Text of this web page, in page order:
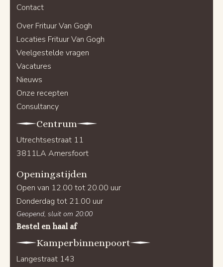
Contact
Over Frituur Van Gogh
Locaties Frituur Van Gogh
Veelgestelde vragen
Vacatures
Nieuws
Onze recepten
Consultancy
Centrum
Utrechtsestraat 11
3811LA Amersfoort
Openingstijden
Open van 12.00 tot 20.00 uur
Donderdag tot 21.00 uur
Geopend, sluit om 20:00
Bestel en haal af
Kamperbinnenpoort
Langestraat 143